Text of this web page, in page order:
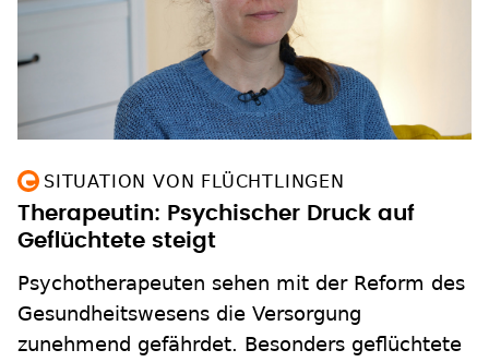
SITUATION VON FLÜCHTLINGEN
Therapeutin: Psychischer Druck auf
Geflüchtete steigt
Psychotherapeuten sehen mit der Reform des
Gesundheitswesens die Versorgung
zunehmend gefährdet. Besonders geflüchtete